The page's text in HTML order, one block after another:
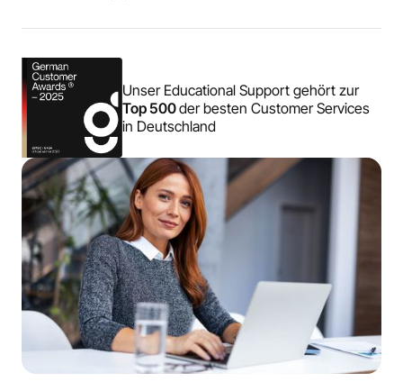
Unser Educational Support gehört zur
Top 500der besten Customer Services
in Deutschland